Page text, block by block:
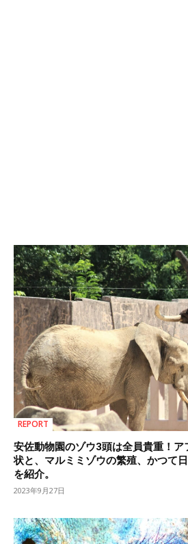
REPORT
安佐動物園のゾウ3頭は全員貴重！
状と、マルミミゾウの繁殖、かつて
を紹介。
2023年9月27日